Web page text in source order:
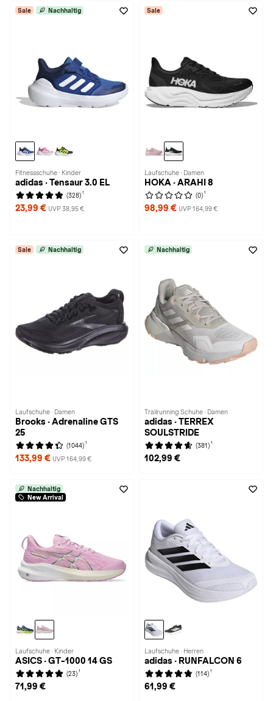
Sale Nachhaltig
Fitnessschuhe · Kinder
adidas · Tensaur 3.0 EL
(328) 1
23,99 € UVP 38,95 €
Sale
Laufschuhe · Damen
HOKA · ARAHI 8
(0) 1
98,99 € UVP 164,99 €
Sale Nachhaltig
Laufschuhe · Damen
Brooks · Adrenaline GTS
25
(1044) 1
133,99 € UVP 164,99 €
Nachhaltig
Trailrunning Schuhe · Damen
adidas · TERREX
SOULSTRIDE
(381) 1
102,99 €
Nachhaltig
New Arrival
Laufschuhe · Kinder
ASICS · GT-1000 14 GS
(23) 1
71,99 €
Laufschuhe · Herren
adidas · RUNFALCON 6
(114) 1
61,99 €